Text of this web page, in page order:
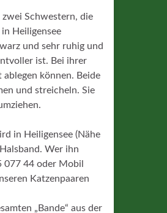
zwei Schwestern, die
Heiligensee
und sehr ruhig und
ist. Bei ihrer
ablegen können. Beide
und streicheln. Sie
in Heiligensee (Nähe
Wer ihn
077 44 oder Mobil
Katzenpaaren
„Bande“ aus der